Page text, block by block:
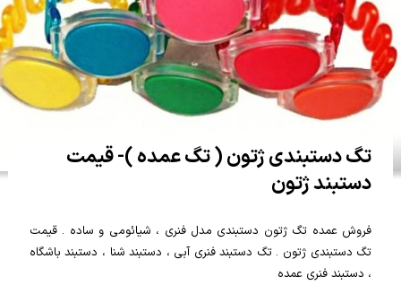
تگ دستبندی ژتون ( تگ عمده )- قیمت
دستبند ژتون
فروش عمده تگ ژتون دستبندی مدل فنری ، شیائومی و ساده . قیمت
تگ دستبندی ژتون . تگ دستبند فنری آبی ، دستبند شنا ، دستبند باشگاه
، دستبند فنری عمده